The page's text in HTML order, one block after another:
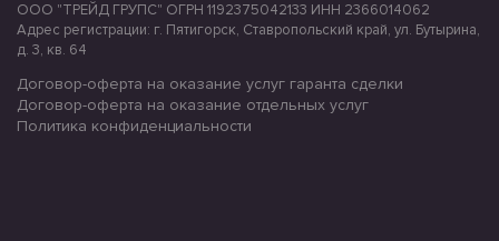
ООО "ТРЕЙД ГРУПС" ОГРН 1192375042133 ИНН 2366014062
Адрес регистрации: г. Пятигорск, Ставропольский край, ул. Бутырина,
д. 3, кв. 64
Договор-оферта на оказание услуг гаранта сделки
Договор-оферта на оказание отдельных услуг
Политика конфиденциальности